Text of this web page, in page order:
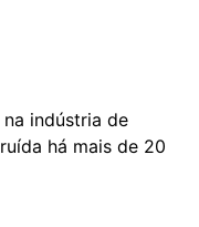
indústria de
há mais de 20